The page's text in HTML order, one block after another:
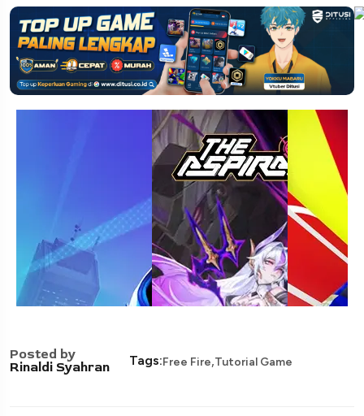
Posted by
Rinaldi Syahran
Tags:Free Fire,Tutorial Game